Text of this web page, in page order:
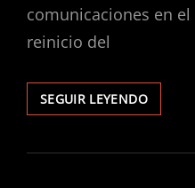
comunicaciones en
reinicio del
SEGUIR LEYENDO
EN
DNP3